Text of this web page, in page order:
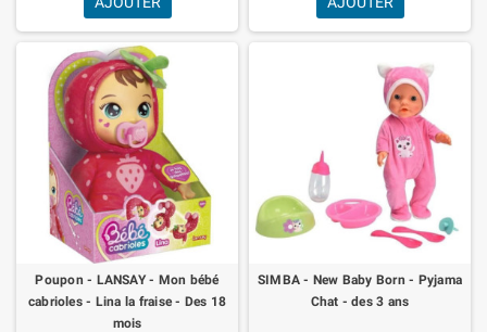
Poupon - LANSAY - Mon bébé
cabrioles - Lina la fraise - Des 18
mois
SIMBA - New Baby Born - Pyjama
Chat - des 3 ans